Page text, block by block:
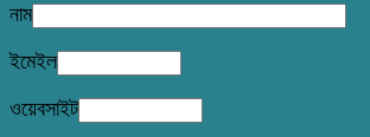
নাম
ইমেইল
ওয়েবসাইট